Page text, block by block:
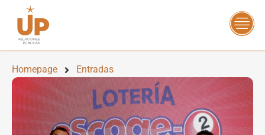
Homepage Entradas